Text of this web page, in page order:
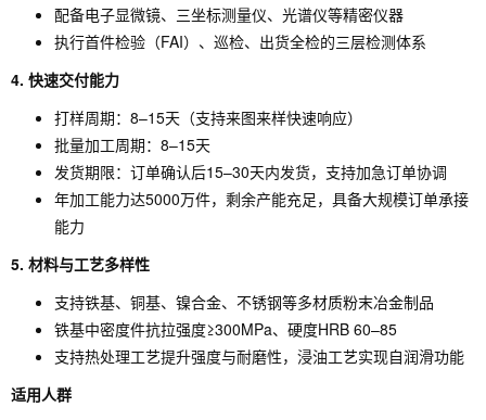
配备电子显微镜、三坐标测量仪、光谱仪等精密仪器
执行首件检验（FAI）、巡检、出货全检的三层检测体系
4. 快速交付能力
打样周期：8–15天（支持来图来样快速响应）
批量加工周期：8–15天
发货期限：订单确认后15–30天内发货，支持加急订单协调
年加工能力达5000万件，剩余产能充足，具备大规模订单承接
能力
5. 材料与工艺多样性
支持铁基、铜基、镍合金、不锈钢等多材质粉末冶金制品
铁基中密度件抗拉强度≥300MPa、硬度HRB 60–85
支持热处理工艺提升强度与耐磨性，浸油工艺实现自润滑功能
适用人群